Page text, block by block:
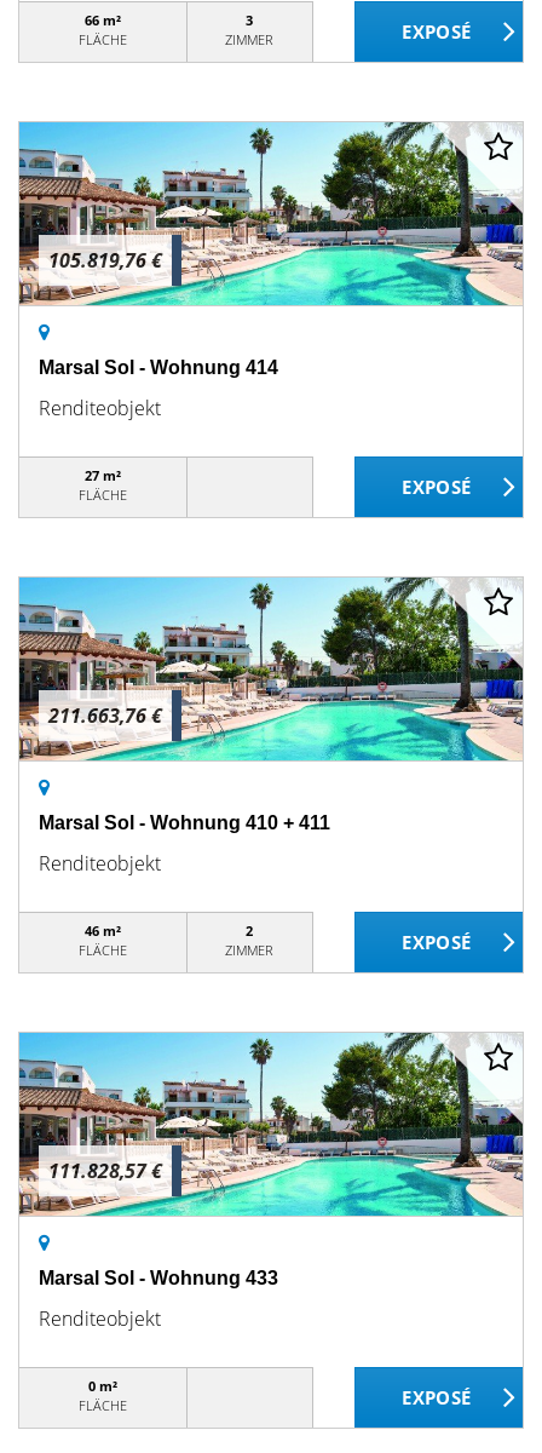
66 m²
FLÄCHE
3
ZIMMER
105.819,76 €
Marsal Sol - Wohnung 414
Renditeobjekt
27 m²
FLÄCHE
211.663,76 €
Marsal Sol - Wohnung 410 + 411
Renditeobjekt
46 m²
FLÄCHE
2
ZIMMER
111.828,57 €
Marsal Sol - Wohnung 433
Renditeobjekt
0 m²
FLÄCHE